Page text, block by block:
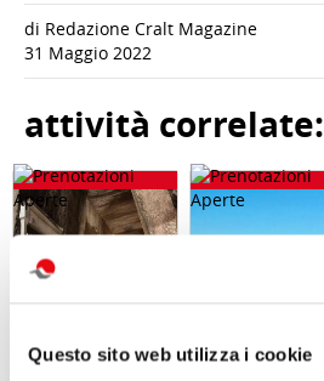
Questo sito web utilizza i cookie
di Redazione Cralt Magazine
31 Maggio 2022
attività correlate: